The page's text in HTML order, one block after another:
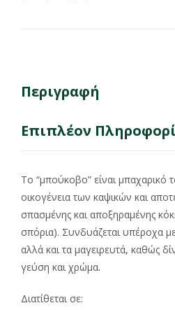
Περιγραφή
Επιπλέον
Το “μπούκοβο” είναι μπαχαρικό
οικογένεια των καψικών και
σπασμένης και αποξηραμένης
σπόρια). Συνδυάζεται υπέροχα
αλλά και τα μαγειρευτά, καθώς
γεύση και χρώμα.
Διατίθεται σε: